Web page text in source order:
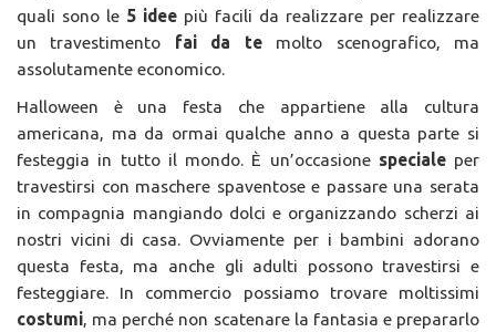
quali sono le 5 idee più facili da realizzare per realizzare
un travestimento fai da temolto scenografico, ma
assolutamente economico.
Halloween è una festa che appartiene alla cultura
americana, ma da ormai qualche anno a questa parte si
festeggia in tutto il mondo. È un’occasione speciale per
travestirsi con maschere spaventose e passare una serata
in compagnia mangiando dolci e organizzando scherzi ai
nostri vicini di casa. Ovviamente per i bambini adorano
questa festa, ma anche gli adulti possono travestirsi e
festeggiare. In commercio possiamo trovare moltissimi
costumi, ma perché non scatenare la fantasia e prepararlo